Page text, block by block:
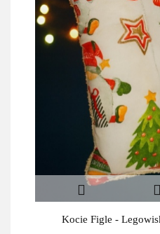
Kocie Figle -